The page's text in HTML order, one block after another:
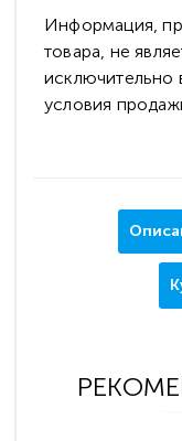
Информация,
товара, не
исключительно
условия